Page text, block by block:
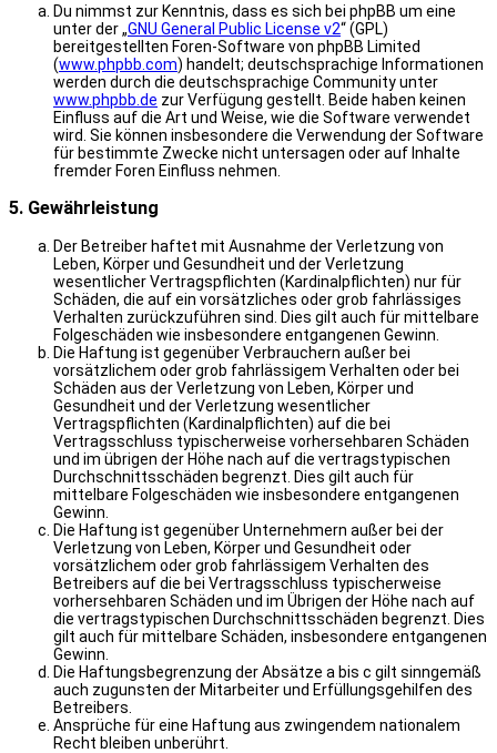
Du nimmst zur Kenntnis, dass es sich bei phpBB um eine
unter der „GNU General Public License v2“ (GPL)
bereitgestellten Foren-Software von phpBB Limited
(www.phpbb.com) handelt; deutschsprachige Informationen
werden durch die deutschsprachige Community unter
www.phpbb.de zur Verfügung gestellt. Beide haben keinen
Einfluss auf die Art und Weise, wie die Software verwendet
wird. Sie können insbesondere die Verwendung der Software
für bestimmte Zwecke nicht untersagen oder auf Inhalte
fremder Foren Einfluss nehmen.
5. Gewährleistung
Der Betreiber haftet mit Ausnahme der Verletzung von
Leben, Körper und Gesundheit und der Verletzung
wesentlicher Vertragspflichten (Kardinalpflichten) nur für
Schäden, die auf ein vorsätzliches oder grob fahrlässiges
Verhalten zurückzuführen sind. Dies gilt auch für mittelbare
Folgeschäden wie insbesondere entgangenen Gewinn.
Die Haftung ist gegenüber Verbrauchern außer bei
vorsätzlichem oder grob fahrlässigem Verhalten oder bei
Schäden aus der Verletzung von Leben, Körper und
Gesundheit und der Verletzung wesentlicher
Vertragspflichten (Kardinalpflichten) auf die bei
Vertragsschluss typischerweise vorhersehbaren Schäden
und im übrigen der Höhe nach auf die vertragstypischen
Durchschnittsschäden begrenzt. Dies gilt auch für
mittelbare Folgeschäden wie insbesondere entgangenen
Gewinn.
Die Haftung ist gegenüber Unternehmern außer bei der
Verletzung von Leben, Körper und Gesundheit oder
vorsätzlichem oder grob fahrlässigem Verhalten des
Betreibers auf die bei Vertragsschluss typischerweise
vorhersehbaren Schäden und im Übrigen der Höhe nach auf
die vertragstypischen Durchschnittsschäden begrenzt. Dies
gilt auch für mittelbare Schäden, insbesondere entgangenen
Gewinn.
Die Haftungsbegrenzung der Absätze a bis c gilt sinngemäß
auch zugunsten der Mitarbeiter und Erfüllungsgehilfen des
Betreibers.
Ansprüche für eine Haftung aus zwingendem nationalem
Recht bleiben unberührt.